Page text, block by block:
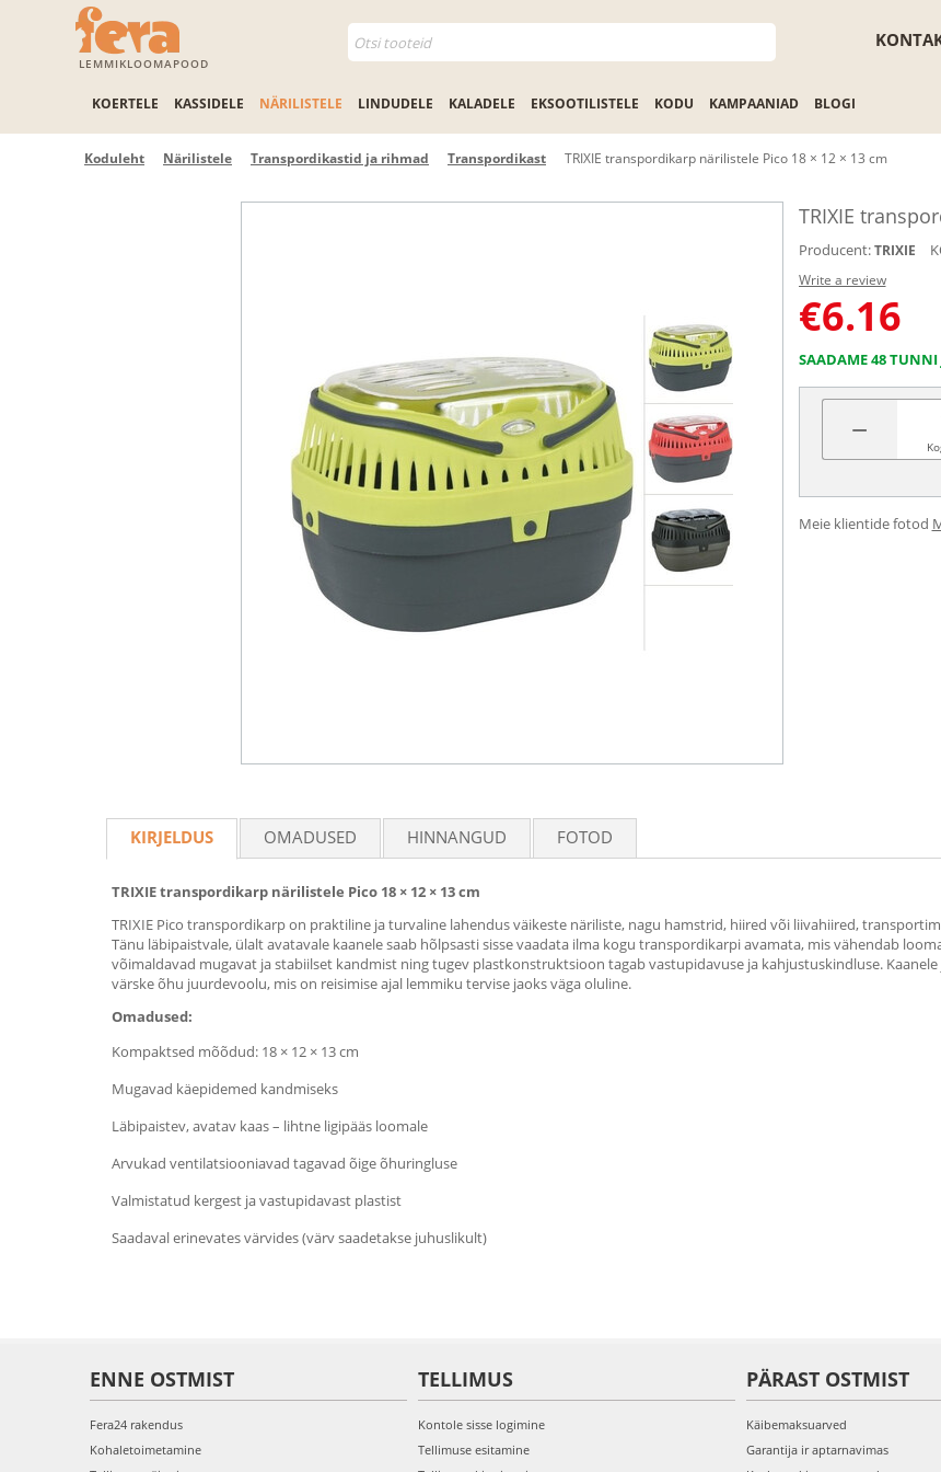
LEMMIKLOOMAPOOD
KOERTELE KASSIDELE NÄRILISTELE LINDUDELE KALADELE EKSOOTILISTELE KODU KAMPAANIAD BLOGI
Koduleht Närilistele Transpordikastid ja rihmad Transpordikast TRIXIE transpordikarp närilistele Pico 18 × 12 × 13 cm
TRIXIE
Producent: TRIXIE
Write a review
€6.16
SAADAME 48 TUNNI
−
Meie klientide fotod
KIRJELDUS OMADUSED HINNANGUD FOTOD
TRIXIE transpordikarp närilistele Pico 18 × 12 × 13 cm
TRIXIE Pico transpordikarp on praktiline ja turvaline lahendus väikeste näriliste, nagu hamstrid, hiired või liivahiired,
Tänu läbipaistvale, ülalt avatavale kaanele saab hõlpsasti sisse vaadata ilma kogu transpordikarpi avamata, mis vähendab
võimaldavad mugavat ja stabiilset kandmist ning tugev plastkonstruktsioon tagab vastupidavuse ja kahjustuskindluse.
värske õhu juurdevoolu, mis on reisimise ajal lemmiku tervise jaoks väga oluline.
Omadused:
Kompaktsed mõõdud: 18 × 12 × 13 cm
Mugavad käepidemed kandmiseks
Läbipaistev, avatav kaas – lihtne ligipääs loomale
Arvukad ventilatsiooniavad tagavad õige õhuringluse
Valmistatud kergest ja vastupidavast plastist
Saadaval erinevates värvides (värv saadetakse juhuslikult)
ENNE OSTMIST
Fera24 rakendus
Kohaletoimetamine
TELLIMUS
Kontole sisse logimine
Tellimuse esitamine
PÄRAST OSTMIST
Käibemaksuarved
Garantija ir aptarnavimas